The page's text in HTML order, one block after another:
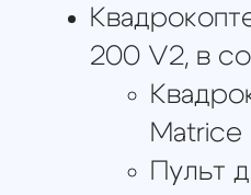
Монтажный
CrystalSky - 2
Винт для
заднего
Геодезический
200/210 PPK